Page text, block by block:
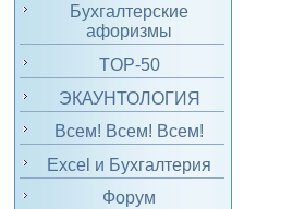
Бухгалтерские
афоризмы
TOP-50
ЭКАУНТОЛОГИЯ
Всем! Всем! Всем!
Excel и Бухгалтерия
Форум